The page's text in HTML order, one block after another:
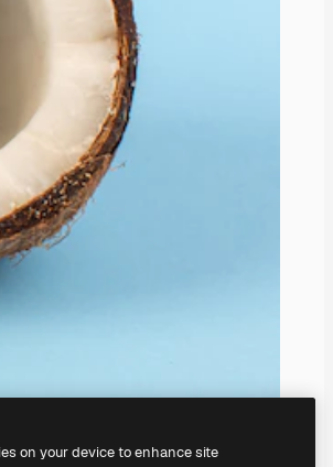
on your device to enhance site